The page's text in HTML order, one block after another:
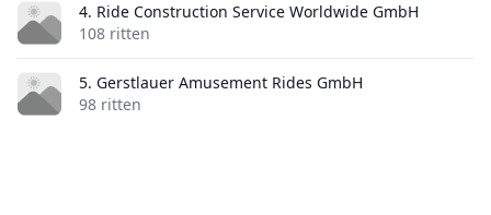
4. Ride Construction Service Worldwide GmbH
108 ritten
5. Gerstlauer Amusement Rides GmbH
98 ritten